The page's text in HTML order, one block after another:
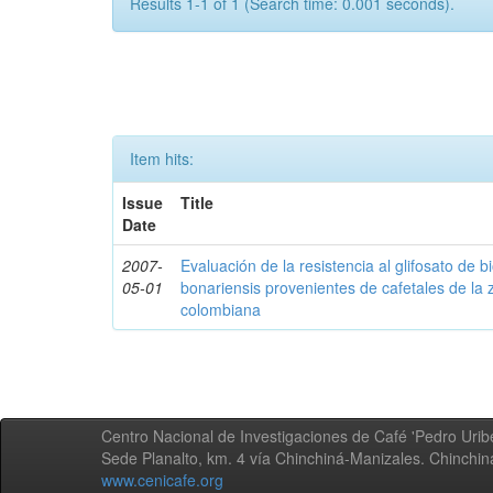
Item hits:
Issue
Date
Title
2007-
05-01
Evaluación de la resistencia al glifosato de
bonariensis provenientes de cafetales de la
colombiana
Centro Nacional de Investigaciones de Café 'Pedro
Sede Planalto, km. 4 vía Chinchiná-Manizales.
www.cenicafe.org